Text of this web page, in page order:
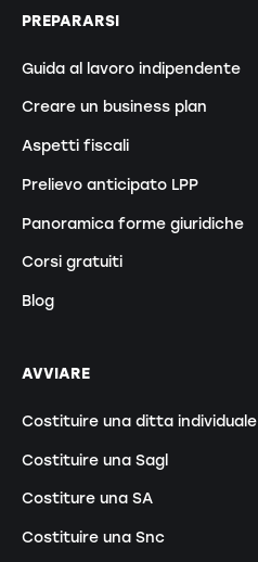
PREPARARSI
Guida al lavoro indipendente
Creare un business plan
Aspetti fiscali
Prelievo anticipato LPP
Panoramica forme giuridiche
Corsi gratuiti
Blog
AVVIARE
Costituire una ditta individuale
Costituire una Sagl
Costiture una SA
Costituire una Snc